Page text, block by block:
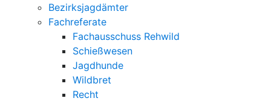
Bezirksjagdämter
Fachreferate
Fachausschuss Rehwild
Schießwesen
Jagdhunde
Wildbret
Recht